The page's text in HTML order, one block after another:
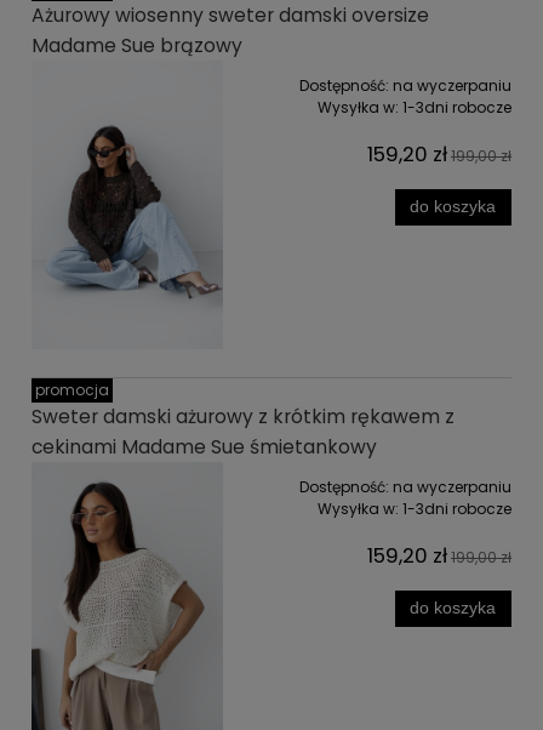
Ażurowy wiosenny sweter damski oversize
Madame Sue brązowy
Dostępność: na wyczerpaniu
Wysyłka w: 1-3dni robocze
159,20 zł199,00 zł
do koszyka
Sweter damski ażurowy z krótkim rękawem z
cekinami Madame Sue śmietankowy
Dostępność: na wyczerpaniu
Wysyłka w: 1-3dni robocze
159,20 zł199,00 zł
do koszyka
promocja